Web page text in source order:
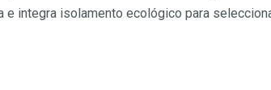
integra isolamento ecológico para